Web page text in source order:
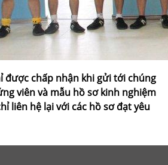
được chấp nhận khi gửi tới chúng
viên và mẫu hồ sơ kinh nghiệm
liên hệ lại với các hồ sơ đạt yêu